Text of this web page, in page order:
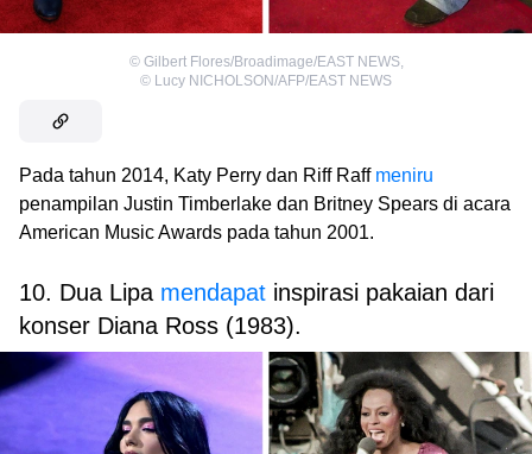
© Gilbert Flores/Broadimage/EAST NEWS,
© Lucy NICHOLSON/AFP/EAST NEWS
Pada tahun 2014, Katy Perry dan Riff Raff meniru
penampilan Justin Timberlake dan Britney Spears di acara
American Music Awards pada tahun 2001.
10. Dua Lipa mendapat inspirasi pakaian dari
konser Diana Ross (1983).